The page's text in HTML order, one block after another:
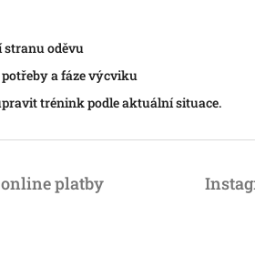
stranu oděvu
potřeby a fáze výcviku
trénink podle aktuální situace.
platby